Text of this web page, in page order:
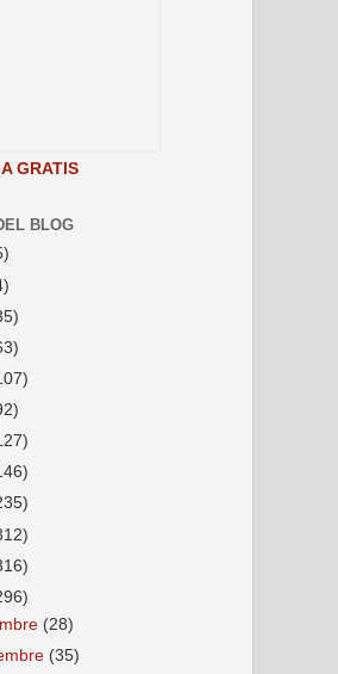
GRATIS
BLOG
(28)
(35)